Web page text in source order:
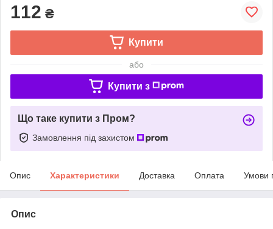
112 ₴
Купити
або
Купити з
Що таке купити з Пром?
Замовлення під захистом
Опис Характеристики Доставка Оплата Умови
Опис